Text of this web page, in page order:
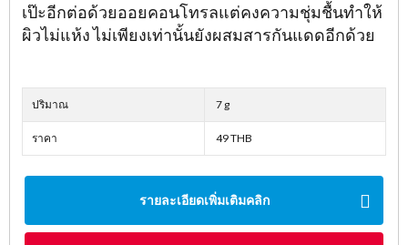
เป๊ะอีกต่อด้วยออยคอนโทรลแต่คงความชุ่มชื้นทำให้
ผิวไม่แห้ง ไม่เพียงเท่านั้นยังผสมสารกันแดดอีกด้วย
ปริมาณ 7 g
ราคา 49 THB
รายละเอียดเพิ่มเติมคลิก